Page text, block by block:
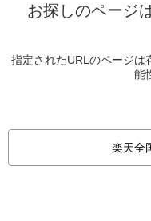
お探しのページ
指定されたURLのページは
能
楽天全